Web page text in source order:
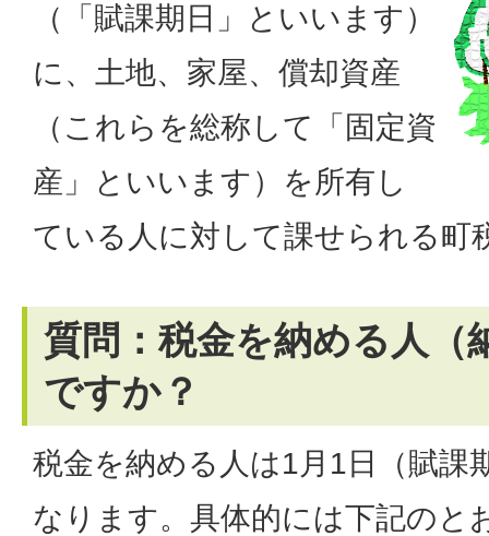
（「賦課期日」といいます）
に、土地、家屋、償却資産
（これらを総称して「固定資
産」といいます）を所有し
ている人に対して課せられる町
質問：税金を納める人（
ですか？
税金を納める人は1月1日（賦課
なります。具体的には下記のと